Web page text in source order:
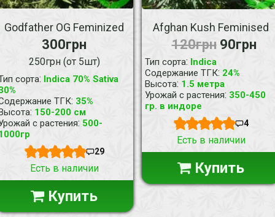
Godfather OG Feminized
300грн
250грн (от 5шт)
сорта: Indica 70% Sativa
ТГК: 35%
: 150-200 см
с растения: 500-
29
Есть в наличии
Купить
Afghan Kush Feminised
120грн 90грн
Тип сорта: Indica
Содержание ТГК: 24%
Высота: 1.5 метра
Урожай с растения: 350-450
гр. в индоре
4
Есть в наличии
Купить